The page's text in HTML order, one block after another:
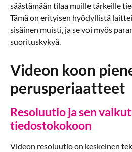
säästämään tilaa muille tärkeille
Tämä on erityisen hyödyllistä
sisäinen muisti, ja se voi myös
suorituskykyä.
Videon koon
perusperiaatteet
Resoluutio ja sen
tiedostokokoon
Videon resoluutio on keskeinen